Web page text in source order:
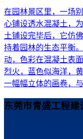
在园林景区里，一场
心铺设透水混凝土，
土铺设完毕后，它仿
持着园林的生态平衡
动，色彩在混凝土表
烈火，蓝色似海洋，
一幅幅立体的画卷，
东莞市青盛工程建